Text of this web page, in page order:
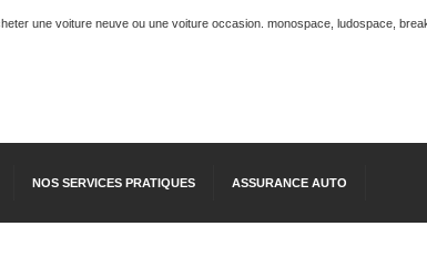
une voiture neuve ou une voiture occasion. monospace, ludospace,
NOS SERVICES PRATIQUES ASSURANCE AUTO